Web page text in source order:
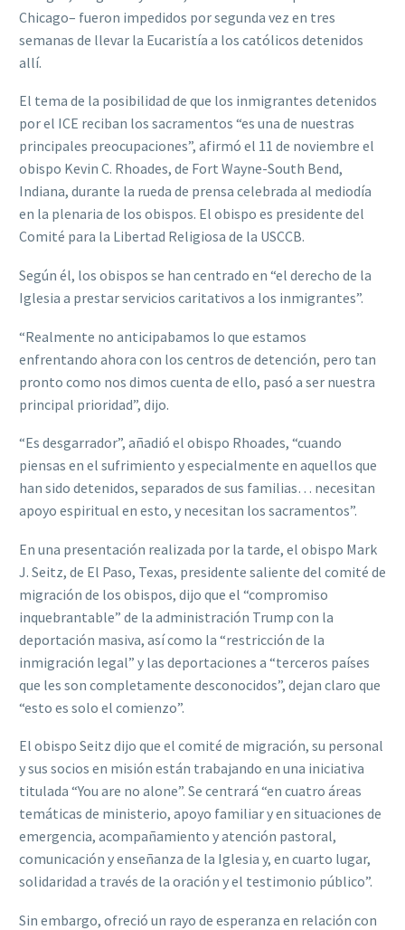
Chicago– fueron impedidos por segunda vez en tres
semanas de llevar la Eucaristía a los católicos detenidos
allí.
El tema de la posibilidad de que los inmigrantes detenidos
por el ICE reciban los sacramentos “es una de nuestras
principales preocupaciones”, afirmó el 11 de noviembre el
obispo Kevin C. Rhoades, de Fort Wayne-South Bend,
Indiana, durante la rueda de prensa celebrada al mediodía
en la plenaria de los obispos. El obispo es presidente del
Comité para la Libertad Religiosa de la USCCB.
Según él, los obispos se han centrado en “el derecho de la
Iglesia a prestar servicios caritativos a los inmigrantes”.
“Realmente no anticipabamos lo que estamos
enfrentando ahora con los centros de detención, pero tan
pronto como nos dimos cuenta de ello, pasó a ser nuestra
principal prioridad”, dijo.
“Es desgarrador”, añadió el obispo Rhoades, “cuando
piensas en el sufrimiento y especialmente en aquellos que
han sido detenidos, separados de sus familias… necesitan
apoyo espiritual en esto, y necesitan los sacramentos”.
En una presentación realizada por la tarde, el obispo Mark
J. Seitz, de El Paso, Texas, presidente saliente del comité de
migración de los obispos, dijo que el “compromiso
inquebrantable” de la administración Trump con la
deportación masiva, así como la “restricción de la
inmigración legal” y las deportaciones a “terceros países
que les son completamente desconocidos”, dejan claro que
“esto es solo el comienzo”.
El obispo Seitz dijo que el comité de migración, su personal
y sus socios en misión están trabajando en una iniciativa
titulada “You are no alone”. Se centrará “en cuatro áreas
temáticas de ministerio, apoyo familiar y en situaciones de
emergencia, acompañamiento y atención pastoral,
comunicación y enseñanza de la Iglesia y, en cuarto lugar,
solidaridad a través de la oración y el testimonio público”.
Sin embargo, ofreció un rayo de esperanza en relación con